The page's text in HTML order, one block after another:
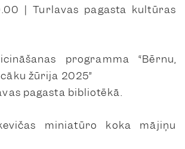
| Turlavas pagasta kultūras
programma “Bērnu,
žūrija 2025”
pagasta bibliotēkā.
miniatūro koka mājiņu